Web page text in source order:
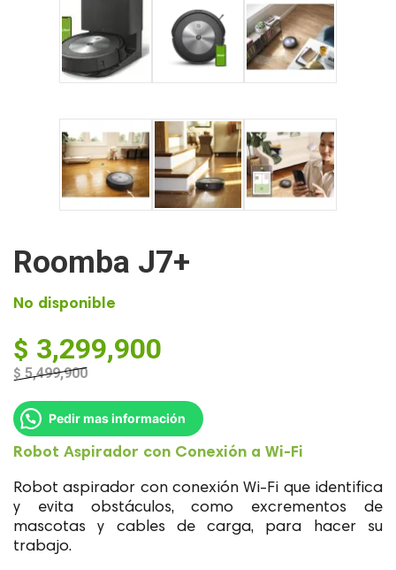
Roomba J7+
No disponible
$ 5,499,900
precio
original
era:
$ 3,299,900
precio
actual
es:
Pedir mas información
Robot Aspirador con Conexión a Wi-Fi
Robot aspirador con conexión Wi-Fi que identifica
y evita obstáculos, como excrementos de
mascotas y cables de carga, para hacer su
trabajo.